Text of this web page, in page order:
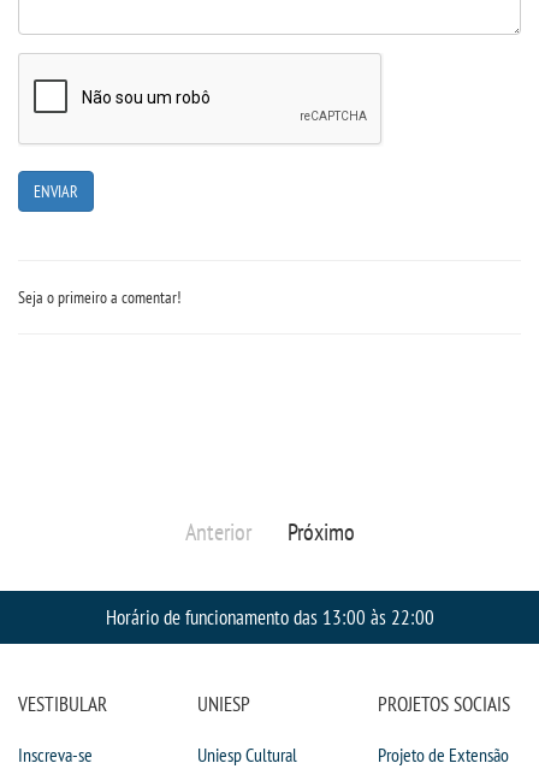
Seja o primeiro a comentar!
Anterior Próximo
Horário de funcionamento das 13:00 às 22:00
VESTIBULAR
Inscreva-se
UNIESP
Uniesp Cultural
PROJETOS SOCIAIS
Projeto de Extensão